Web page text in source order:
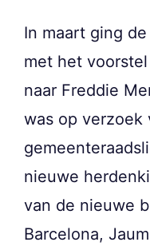
In maart ging de
met het
naar Freddie
was op verzoek
nieuwe
van de nieuwe
Barcelona,